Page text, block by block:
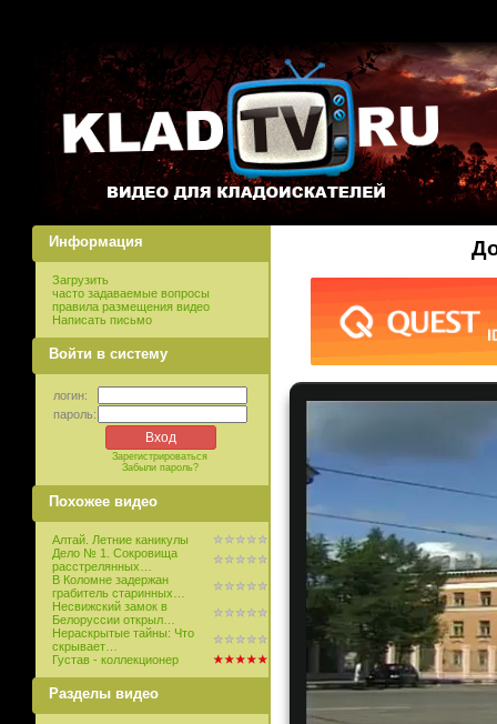
Информация
Загрузить
часто задаваемые вопросы
правила размещения видео
Написать письмо
Войти в систему
логин:
пароль:
Зарегистрироваться
Забыли пароль?
Похожее видео
Алтай. Летние каникулы
Дело № 1. Сокровища
расстрелянных…
В Коломне задержан
грабитель старинных…
Несвижский замок в
Белоруссии открыл…
Нераскрытые тайны: Что
скрывает…
Густав - коллекционер
Разделы видео